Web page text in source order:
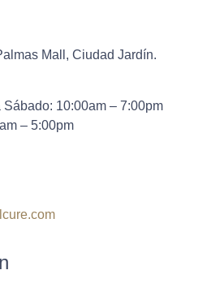
Mall, Ciudad Jardín.
Sábado: 10:00am – 7:00pm
– 5:00pm